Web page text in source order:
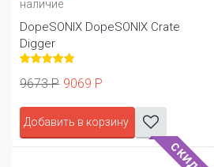
наличие
DopeSONIX DopeSONIX Crate
Digger
9673 Р 9069 Р
Добавить в корзину